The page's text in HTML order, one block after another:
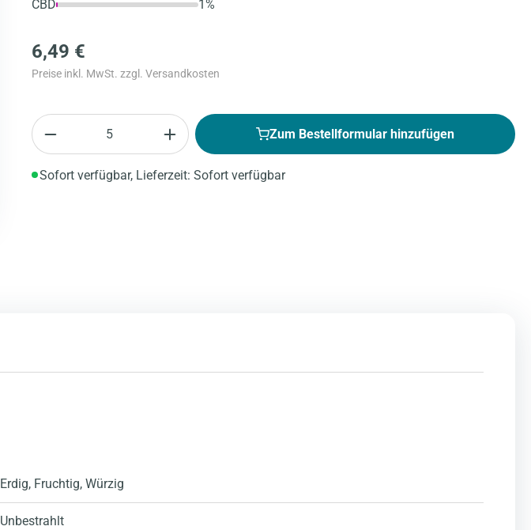
CBD
1%
6,49 €
Preise inkl. MwSt. zzgl. Versandkosten
Anzahl
Zum Bestellformular hinzufügen
Sofort verfügbar, Lieferzeit: Sofort verfügbar
Erdig, Fruchtig, Würzig
Unbestrahlt